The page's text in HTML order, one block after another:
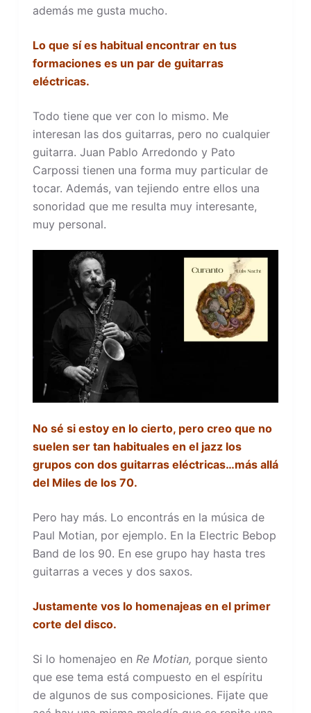
además me gusta mucho.
Lo que sí es habitual encontrar en tus
formaciones es un par de guitarras
eléctricas.
Todo tiene que ver con lo mismo. Me
interesan las dos guitarras, pero no cualquier
guitarra. Juan Pablo Arredondo y Pato
Carpossi tienen una forma muy particular de
tocar. Además, van tejiendo entre ellos una
sonoridad que me resulta muy interesante,
muy personal.
No sé si estoy en lo cierto, pero creo que no
suelen ser tan habituales en el jazz los
grupos con dos guitarras eléctricas…más allá
del Miles de los 70.
Pero hay más. Lo encontrás en la música de
Paul Motian, por ejemplo. En la Electric Bebop
Band de los 90. En ese grupo hay hasta tres
guitarras a veces y dos saxos.
Justamente vos lo homenajeas en el primer
corte del disco.
Si lo homenajeo en Re Motian, porque siento
que ese tema está compuesto en el espíritu
de algunos de sus composiciones. Fijate que